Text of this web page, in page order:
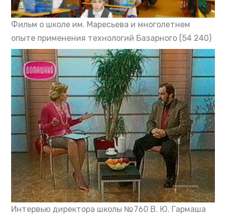
Фильм о школе им. Маресьева и многолетнем
опыте применения технологий Базарного (54 240)
Интервью директора школы №760 В. Ю. Гармаша